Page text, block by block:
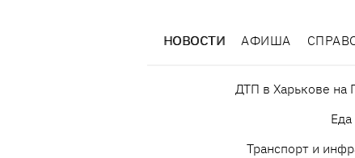
НОВОСТИ АФИША
ДТП в Харькове на
Транспорт и